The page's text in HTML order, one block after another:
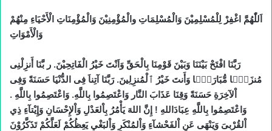
اَللّٰهُمَّ اغْفِرْ لِلْمُسْلِمِيْنَ وَالْمُسْلِمَاتِ والْمُؤْمِنِيْنَ وَالْمُؤْمِنَاتِ الْأَحْيَاءِ مِنْهُمْ
وَالْأَمْوَاتِ
رَبَّنَا افْتَحْ بَيْنَنَا وَبَيْنَ قَوْمِنَا بِالْحَقِّ وَاَنْتَ خَيْرُ الْفَاتِحِيْنَ. ر بَّنَا أَنزِلْنِى
مُنزَلًۭا مُّبَارَكًۭا وَأَنتَ خَيْرُ ٱلْمُنزِلِينَ. رَبَّنَا آتِناَ فِى الدُّنْيَا حَسَنَةً وَفِى
اْلآخِرَةِ حَسَنَةً وَقِنَا عَذَابَ النَّار وَاعْتَصِمُوا بِاللَّهِ. وَاعْتَصِمُوا بِاللَّهِ .
وَاعْتَصِمُوا بِاللَّهِ عِبَادَاللهِ ! إِنَّ اللهَ يَأْمُرُ بِاْلعَدْلِ وَاْلإِحْسَانِ وَإِيْتآءِ ذِي
اْلقُرْبىَ وَيَنْهَى عَنِ اْلفَحْشآءِ وَاْلمُنْكَرِ وَاْلبَغْي يَعِظُكُمْ لَعَلَّكُمْ تَذَكَّرُوْنَ